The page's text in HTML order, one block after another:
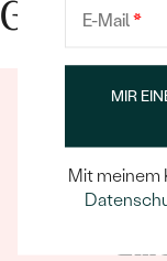
ANZAHL:
ABMESSUNGEN:
Gute E-Mail*
MIR
Mit meinem